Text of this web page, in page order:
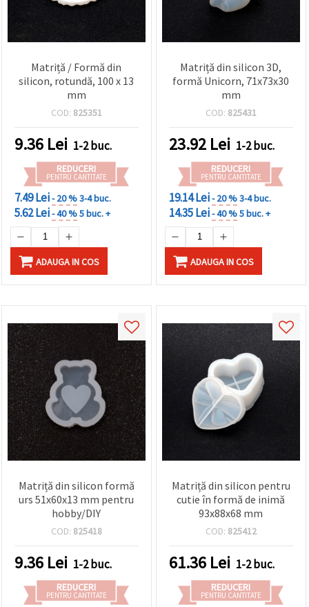
Matriță / Formă din
silicon, rotundă, 100 x 13
mm
COD: 825351
9.36 Lei 1-2 buc.
REDUCERI
PENTRU CANTITATE
7.49 Lei- 20 %3-4 buc.
5.62 Lei- 40 %5 buc. +
ADAUGA IN COS
Matriță din silicon 3D,
formă Unicorn, 71x73x30
mm
COD: 825431
23.92 Lei 1-2 buc.
REDUCERI
PENTRU CANTITATE
19.14 Lei- 20 %3-4 buc.
14.35 Lei- 40 %5 buc. +
ADAUGA IN COS
Matriță din silicon formă
urs 51x60x13 mm pentru
hobby/DIY
COD: 825418
9.36 Lei 1-2 buc.
REDUCERI
PENTRU CANTITATE
Matriță din silicon pentru
cutie în formă de inimă
93x88x68 mm
COD: 825412
61.36 Lei 1-2 buc.
REDUCERI
PENTRU CANTITATE